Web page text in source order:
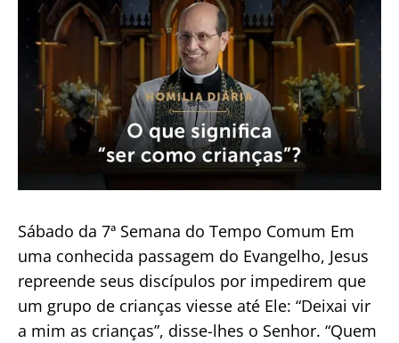
Trindade?
Sábado da 7ª Semana do Tempo Comum Em
uma conhecida passagem do Evangelho, Jesus
repreende seus discípulos por impedirem que
um grupo de crianças viesse até Ele: “Deixai vir
a mim as crianças”, disse-lhes o Senhor. “Quem